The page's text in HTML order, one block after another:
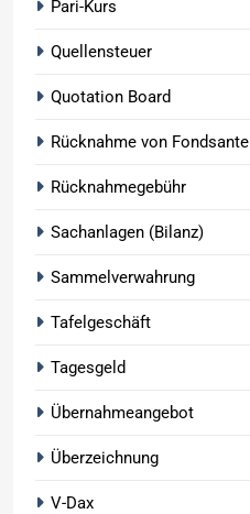
Pari-Kurs
Quellensteuer
Quotation Board
Rücknahme von
Rücknahmegebühr
Sachanlagen (Bilanz)
Sammelverwahrung
Tafelgeschäft
Tagesgeld
Übernahmeangebot
Überzeichnung
V-Dax